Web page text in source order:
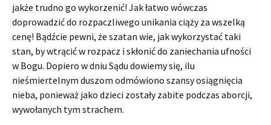
jakże trudno go wykorzenić! Jak łatwo wówczas
doprowadzić do rozpaczliwego unikania ciąży za wszelką
cenę! Bądźcie pewni, że szatan wie, jak wykorzystać taki
stan, by wtrącić w rozpacz i skłonić do zaniechania ufności
w Bogu. Dopiero w dniu Sądu dowiemy się, ilu
nieśmiertelnym duszom odmówiono szansy osiągnięcia
nieba, ponieważ jako dzieci zostały zabite podczas aborcji,
wywołanych tym strachem.